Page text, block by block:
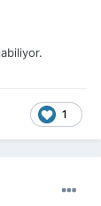
1